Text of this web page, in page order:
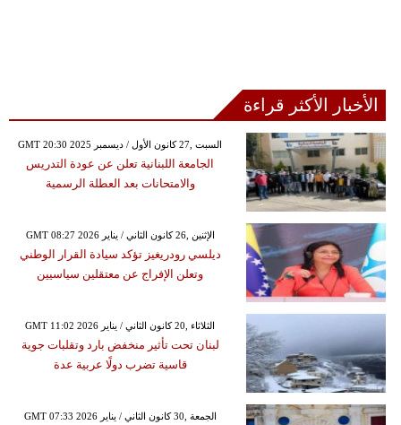
الأخبار الأكثر قراءة
GMT 20:30 2025 السبت ,27 كانون الأول / ديسمبر
الجامعة اللبنانية تعلن عن عودة التدريس
والامتحانات بعد العطلة الرسمية
GMT 08:27 2026 الإثنين ,26 كانون الثاني / يناير
ديلسي رودريغيز تؤكد سيادة القرار الوطني
وتعلن الإفراج عن معتقلين سياسيين
GMT 11:02 2026 الثلاثاء ,20 كانون الثاني / يناير
لبنان تحت تأثير منخفض بارد وتقلبات جوية
قاسية تضرب دولًا عربية عدة
GMT 07:33 2026 الجمعة ,30 كانون الثاني / يناير